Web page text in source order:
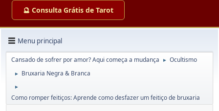
🔮 Consulta Grátis de Tarot
Menu principal
Cansado de sofrer por amor? Aqui começa a mudança ► Ocultismo
► Bruxaria Negra & Branca
►
Como romper feitiços: Aprende como desfazer um feitiço de bruxaria